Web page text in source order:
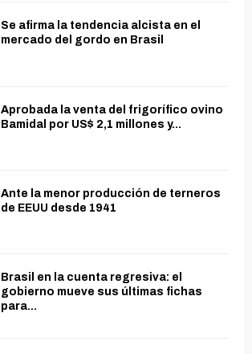
Se afirma la tendencia alcista en el
mercado del gordo en Brasil
Aprobada la venta del frigorífico ovino
Bamidal por US$ 2,1 millones y...
Ante la menor producción de terneros
de EEUU desde 1941
Brasil en la cuenta regresiva: el
gobierno mueve sus últimas fichas
para...